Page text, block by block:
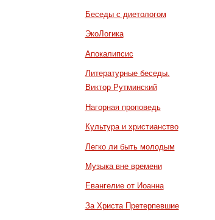
Беседы с диетологом
ЭкоЛогика
Апокалипсис
Литературные беседы.
Виктор Рутминский
Нагорная проповедь
Культура и христианство
Легко ли быть молодым
Музыка вне времени
Евангелие от Иоанна
За Христа Претерпевшие